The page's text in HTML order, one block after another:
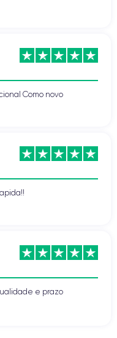
Como novo
e prazo